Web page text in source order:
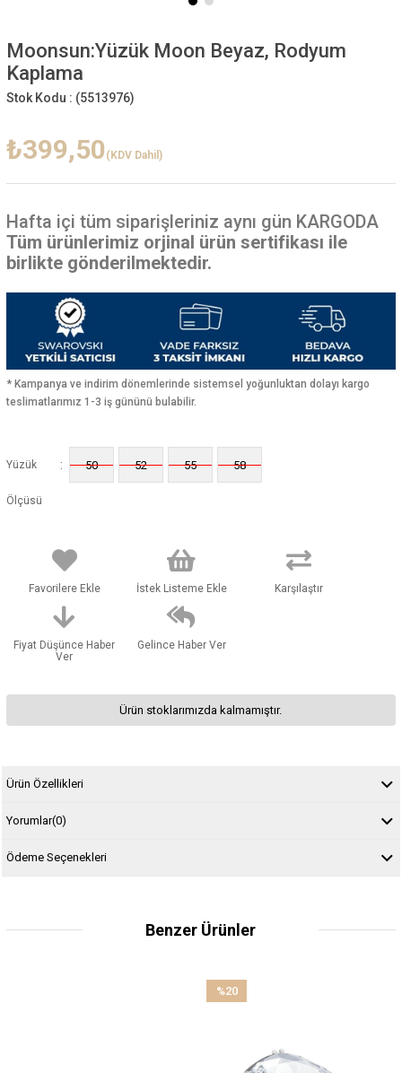
Moonsun:Yüzük Moon Beyaz, Rodyum
Kaplama
Stok Kodu : (5513976)
₺399,50 (KDV Dahil)
Hafta içi tüm siparişleriniz aynı gün KARGODA
Tüm ürünlerimiz orjinal ürün sertifikası ile
birlikte gönderilmektedir.
* Kampanya ve indirim dönemlerinde sistemsel yoğunluktan dolayı kargo
teslimatlarımız 1-3 iş gününü bulabilir.
Yüzük
Ölçüsü
: 50 52 55 58
Favorilere Ekle İstek Listeme Ekle Karşılaştır
Fiyat Düşünce Haber
Ver
Gelince Haber Ver
Ürün stoklarımızda kalmamıştır.
Ürün Özellikleri
Yorumlar(0)
Ödeme Seçenekleri
Benzer Ürünler
%20